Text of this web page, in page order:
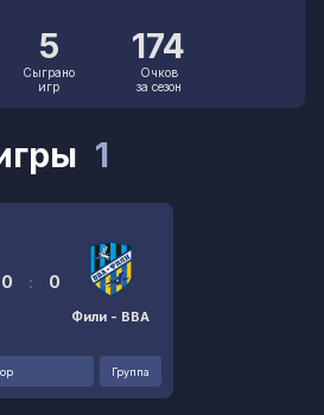
5
Сыграно
игр
174
Очков
за сезон
1
0 : 0
Фили - ВВА
Группа